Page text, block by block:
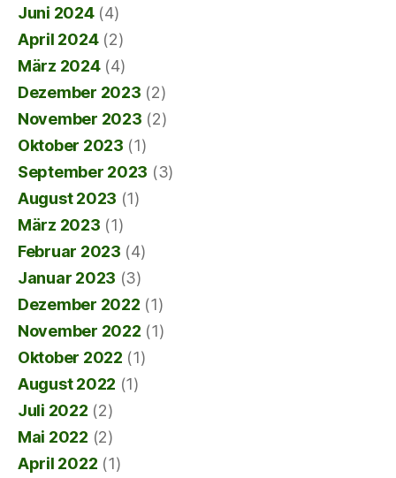
Juni 2024(4)
April 2024(2)
März 2024(4)
Dezember 2023 (2)
November 2023 (2)
Oktober 2023 (1)
September 2023 (3)
August 2023 (1)
März 2023 (1)
Februar 2023 (4)
Januar 2023 (3)
Dezember 2022 (1)
November 2022 (1)
Oktober 2022 (1)
August 2022 (1)
Juli 2022 (2)
Mai 2022 (2)
April 2022 (1)